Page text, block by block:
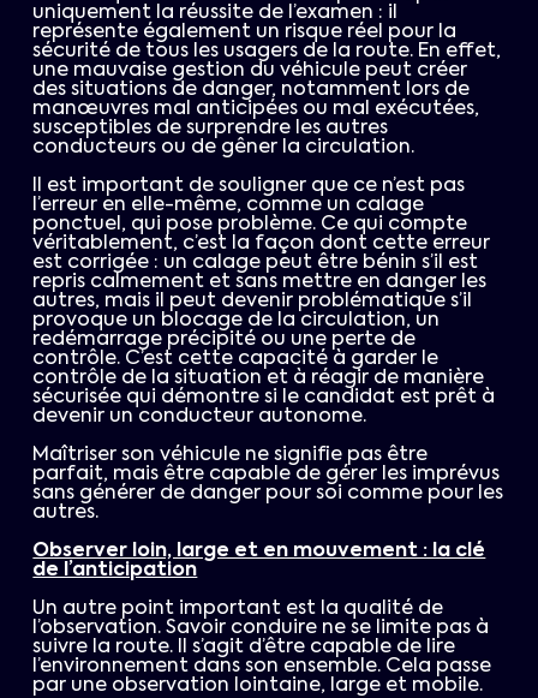
uniquement la réussite de l’examen : il
représente également un risque réel pour la
sécurité de tous les usagers de la route. En effet,
une mauvaise gestion du véhicule peut créer
des situations de danger, notamment lors de
manœuvres mal anticipées ou mal exécutées,
susceptibles de surprendre les autres
conducteurs ou de gêner la circulation.
Il est important de souligner que ce n’est pas
l’erreur en elle-même, comme un calage
ponctuel, qui pose problème. Ce qui compte
véritablement, c’est la façon dont cette erreur
est corrigée : un calage peut être bénin s’il est
repris calmement et sans mettre en danger les
autres, mais il peut devenir problématique s’il
provoque un blocage de la circulation, un
redémarrage précipité ou une perte de
contrôle. C’est cette capacité à garder le
contrôle de la situation et à réagir de manière
sécurisée qui démontre si le candidat est prêt à
devenir un conducteur autonome.
Maîtriser son véhicule ne signifie pas être
parfait, mais être capable de gérer les imprévus
sans générer de danger pour soi comme pour les
autres.
Observer loin, large et en mouvement : la clé
de l’anticipation
Un autre point important est la qualité de
l’observation. Savoir conduire ne se limite pas à
suivre la route. Il s’agit d’être capable de lire
l’environnement dans son ensemble. Cela passe
par une observation lointaine, large et mobile.